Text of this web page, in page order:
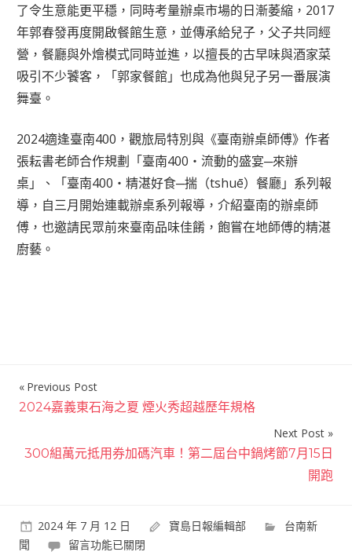
了令生意能更平穩，同時考量辦桌市場的日漸萎縮，2017
年郭春發再度開啟餐館生意，並傳承給兒子，父子共同經
營，餐廳與外燴模式同時並進，以擅長的古早味與酒家菜
吸引不少饕客，「郭家餐館」也成為他與兒子另一番展演
舞臺。
2024適逢臺南400，觀旅局特別與《臺南辦桌師傅》作者
張耘書老師合作規劃「臺南400‧流動的盛宴─來辦
桌」、「臺南400‧精湛好食─揣（tshuē）餐廳」系列報
導，自三月開始連載辦桌系列報導，介紹臺南的辦桌師
傅，也邀請民眾前來臺南品味佳餚，飽嘗在地師傅的精湛
廚藝。
文
章
導
Previous Post
2024嘉義東石海之夏 煙火秀超越歷年規格
Next Post
300組萬元抵用券加碼汽車！第二屆台中鍋烤節7月15日
開跑
2024 年 7 月 12 日 寶島日報編輯部
台南新
聞
在
留言功能已關閉